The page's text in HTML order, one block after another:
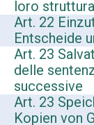
loro struttura
Art. 22
Entscheide
Art. 23
delle
successive
Art. 23
Kopien von